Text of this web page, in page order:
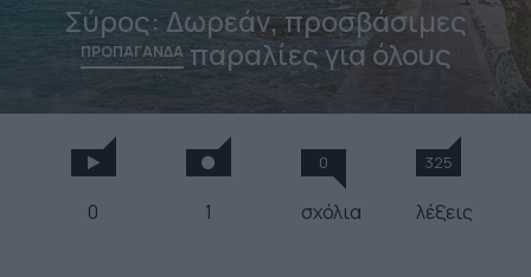
Σύρος: Δωρεάν, προσβάσιμες
ΠΡΟΠΑΓΑΝΔΑπαραλίες για όλους
0 1
0
σχόλια
325
λέξεις